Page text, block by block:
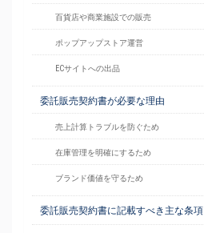
百貨店や商業施設での販売
ポップアップストア運営
ECサイトへの出品
委託販売契約書が必要な理由
売上計算トラブルを防ぐため
在庫管理を明確にするため
ブランド価値を守るため
委託販売契約書に記載すべき主な条項